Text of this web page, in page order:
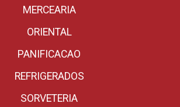
MERCEARIA
ORIENTAL
PANIFICACAO
REFRIGERADOS
SORVETERIA